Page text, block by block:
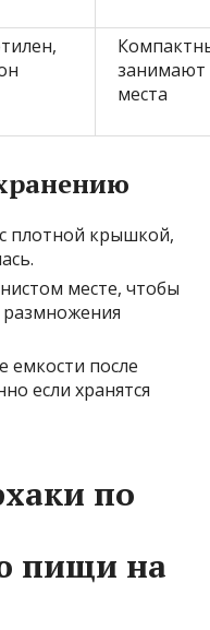
занимают
места
плотной крышкой,
месте, чтобы
размножения
емкости после
если хранятся
по
пищи на